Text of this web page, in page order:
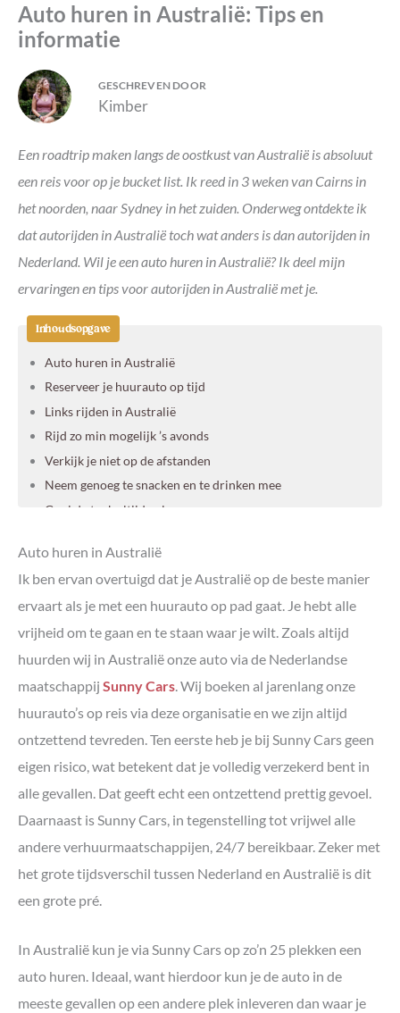
Auto huren in Australië: Tips en
informatie
Een roadtrip maken langs de oostkust van Australië is absoluut
een reis voor op je bucket list. Ik reed in 3 weken van Cairns in
het noorden, naar Sydney in het zuiden. Onderweg ontdekte ik
dat autorijden in Australië toch wat anders is dan autorijden in
Nederland. Wil je een auto huren in Australië? Ik deel mijn
ervaringen en tips voor autorijden in Australië met je.
Inhoudsopgave
Auto huren in Australië
Reserveer je huurauto op tijd
Links rijden in Australië
Rijd zo min mogelijk ’s avonds
Verkijk je niet op de afstanden
Neem genoeg te snacken en te drinken mee
Gooi de tank altijd vol
Download de kaart op Google Maps
Auto huren in Australië
Ik ben ervan overtuigd dat je Australië op de beste manier
ervaart als je met een huurauto op pad gaat. Je hebt alle
vrijheid om te gaan en te staan waar je wilt. Zoals altijd
huurden wij in Australië onze auto via de Nederlandse
maatschappij Sunny Cars . Wij boeken al jarenlang onze
huurauto’s op reis via deze organisatie en we zijn altijd
ontzettend tevreden. Ten eerste heb je bij Sunny Cars geen
eigen risico, wat betekent dat je volledig verzekerd bent in
alle gevallen. Dat geeft echt een ontzettend prettig gevoel.
Daarnaast is Sunny Cars, in tegenstelling tot vrijwel alle
andere verhuurmaatschappijen, 24/7 bereikbaar. Zeker met
het grote tijdsverschil tussen Nederland en Australië is dit
een grote pré.
In Australië kun je via Sunny Cars op zo’n 25 plekken een
auto huren. Ideaal, want hierdoor kun je de auto in de
meeste gevallen op een andere plek inleveren dan waar je
GESCHREVEN DOOR
Kimber